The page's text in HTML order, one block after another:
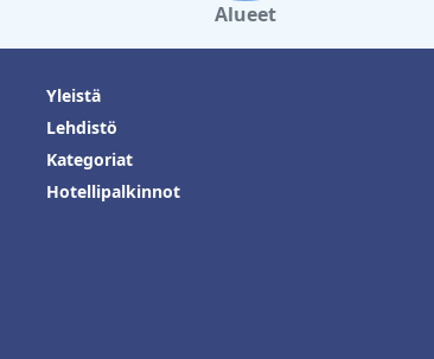
Alueet
Yleistä
Lehdistö
Kategoriat
Hotellipalkinnot